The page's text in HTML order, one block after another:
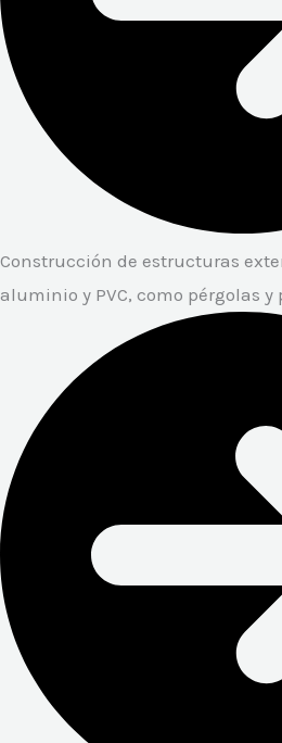
Construcción de estructuras
aluminio y PVC, como pérgolas y